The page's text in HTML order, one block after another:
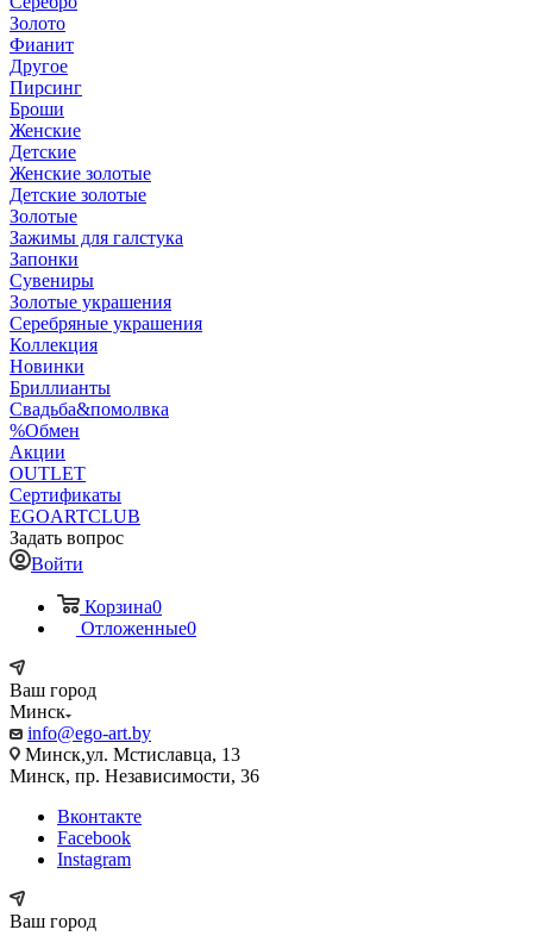
Золото
Фианит
Другое
Пирсинг
Броши
Женские
Детские
Женские золотые
Детские золотые
Золотые
Зажимы для галстука
Запонки
Сувениры
Золотые украшения
Серебряные украшения
Коллекция
Новинки
Бриллианты
Свадьба&помолвка
%Обмен
Акции
OUTLET
Сертификаты
EGOARTCLUB
Задать вопрос
Войти
Корзина0
Отложенные0
Ваш город
Минск
info@ego-art.by
Минск,ул. Мстиславца, 13
Минск, пр. Независимости, 36
Вконтакте
Facebook
Instagram
Ваш город